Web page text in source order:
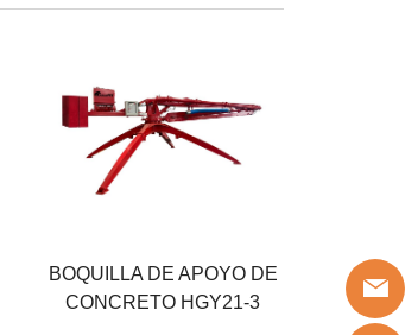
BOQUILLA DE APOYO DE
CONCRETO HGY21-3
Posición del radio
20.5 M
Presión del sistema
30 MPA
5.5 KW